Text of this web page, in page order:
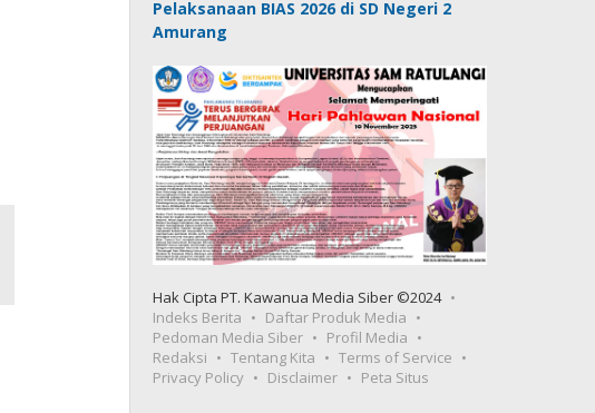
Pelaksanaan BIAS 2026 di SD Negeri 2
Amurang
Hak Cipta PT. Kawanua Media Siber ©2024
Indeks Berita
Daftar Produk Media
Pedoman Media Siber
Profil Media
Redaksi
Tentang Kita
Terms of Service
Privacy Policy
Disclaimer Peta Situs